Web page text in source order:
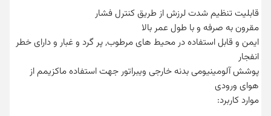
قابلیت تنظیم شدت لرزش از طریق کنترل فشار
مقرون به صرفه و با طول عمر بالا
ایمن و قابل استفاده در محیط های مرطوب, پر گرد و غبار و دارای خطر
انفجار
پوشش آلومینیومی بدنه خارجی ویبراتور جهت استفاده ماکزیمم از
هوای ورودی
موارد کاربرد: